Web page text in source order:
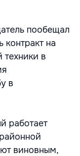
пообещал
контракт на
в
в
работает
виновным,